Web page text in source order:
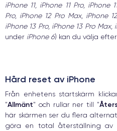
iPhone 11, iPhone 11 Pro, iPhone
Pro, iPhone 12 Pro Max, iPhone
iPhone 13 Pro, iPhone 13 Pro Max,
under iPhone 6) kan du välja
Hård reset av iPhone
Från enhetens startskärm
"Allmänt" och rullar ner till "
här skärmen ser du flera
göra en total återställning av